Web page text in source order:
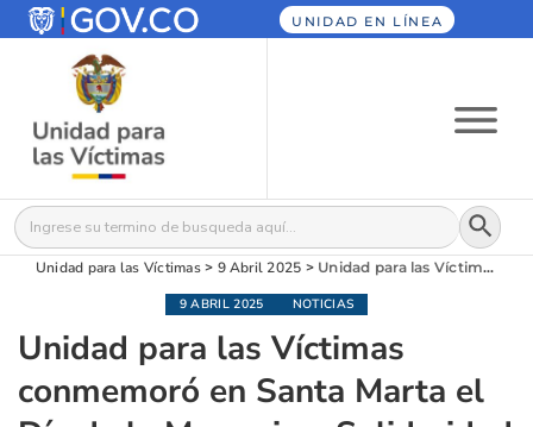
UNIDAD EN LÍNEA
Buscar: Botón
Unidad para las Víctimas> 9 Abril 2025 > Unidad para las Víctimas conmemoró en Santa Marta el Día de la Memoria y Solidaridad con las Víctimas
9 ABRIL 2025 NOTICIAS
Unidad para las Víctimas
conmemoró en Santa Marta el